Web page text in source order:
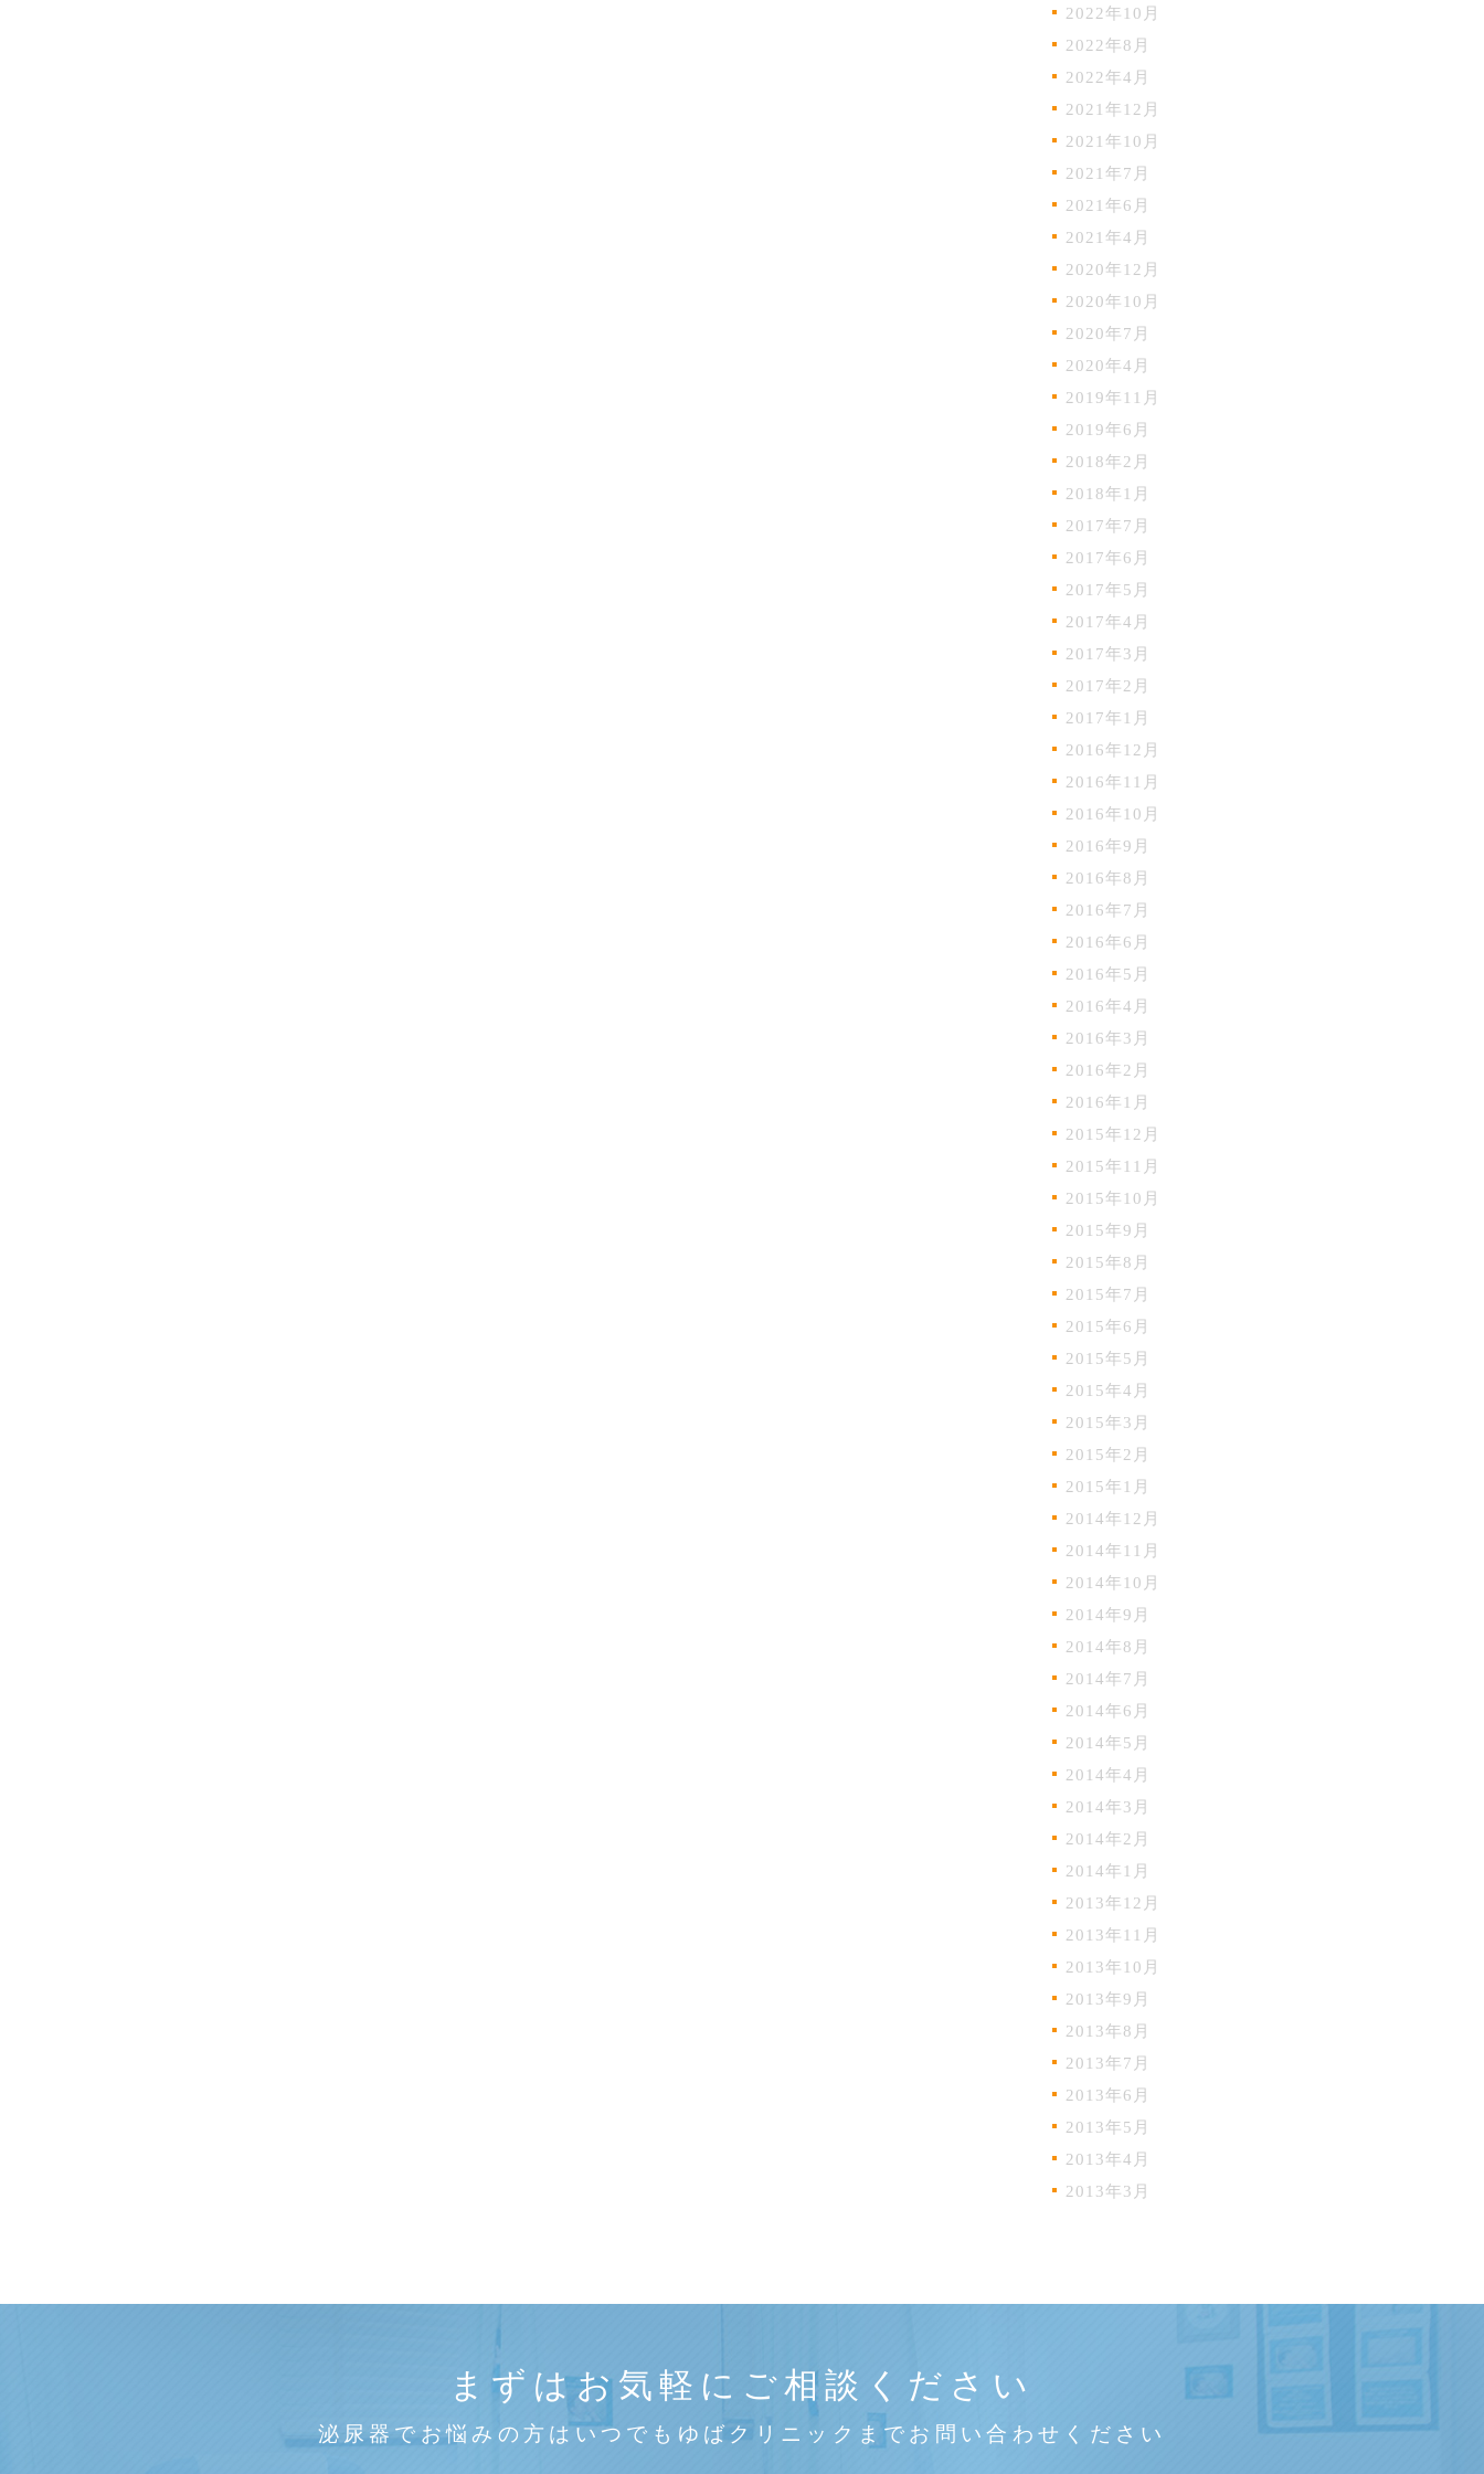
2022年10月
2022年8月
2022年4月
2021年12月
2021年10月
2021年7月
2021年6月
2021年4月
2020年12月
2020年10月
2020年7月
2020年4月
2019年11月
2019年6月
2018年2月
2018年1月
2017年7月
2017年6月
2017年5月
2017年4月
2017年3月
2017年2月
2017年1月
2016年12月
2016年11月
2016年10月
2016年9月
2016年8月
2016年7月
2016年6月
2016年5月
2016年4月
2016年3月
2016年2月
2016年1月
2015年12月
2015年11月
2015年10月
2015年9月
2015年8月
2015年7月
2015年6月
2015年5月
2015年4月
2015年3月
2015年2月
2015年1月
2014年12月
2014年11月
2014年10月
2014年9月
2014年8月
2014年7月
2014年6月
2014年5月
2014年4月
2014年3月
2014年2月
2014年1月
2013年12月
2013年11月
2013年10月
2013年9月
2013年8月
2013年7月
2013年6月
2013年5月
2013年4月
2013年3月
まずはお気軽にご相談ください
泌尿器でお悩みの方はいつでもゆばクリニックまでお問い合わせください